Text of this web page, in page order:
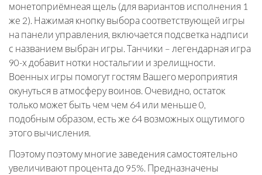
монетоприёмнеая щель (для вариантов исполнения 1
же 2). Нажимая кнопку выбора соответствующей игры
на панели управления, включается подсветка надписи
с названием выбран игры. Танчики – легендарная игра
90-х добавит нотки ностальгии и зрелищности.
Военных игры помогут гостям Вашего мероприятия
окунуться в атмосферу воинов. Очевидно, остаток
только может быть чем чем 64 или меньше 0,
подобным образом, есть же 64 возможных ощутимого
этого вычисления.
Поэтому поэтому многие заведения самостоятельно
увеличивают процента до 95%. Предназначены